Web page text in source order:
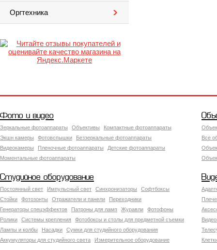
Оргтехника
Фото и видео
Зеркальные фотоаппараты Объективы
Компактные фотоаппараты
Экшн камеры
Фотовспышки
Беззеркальные фотоаппараты
Видеокамеры
Пленочные фотоаппараты
Детские фотоаппараты
Моментальные фотоаппараты
Все
Студийное оборудование
Постоянный свет Импульсный свет Синхронизаторы
Софтбоксы
Стойки
Фотозонты Отражатели и панели
Переходники
Генераторы спецэффектов
Патроны для ламп Журавли
Фотофоны
Ролики
Системы крепления
Фотобоксы и столы для предметной съемки
Лампы и колбы
Насадки
Сумки для студийного оборудования
Аккумуляторы для студийного света
Измерительное оборудование